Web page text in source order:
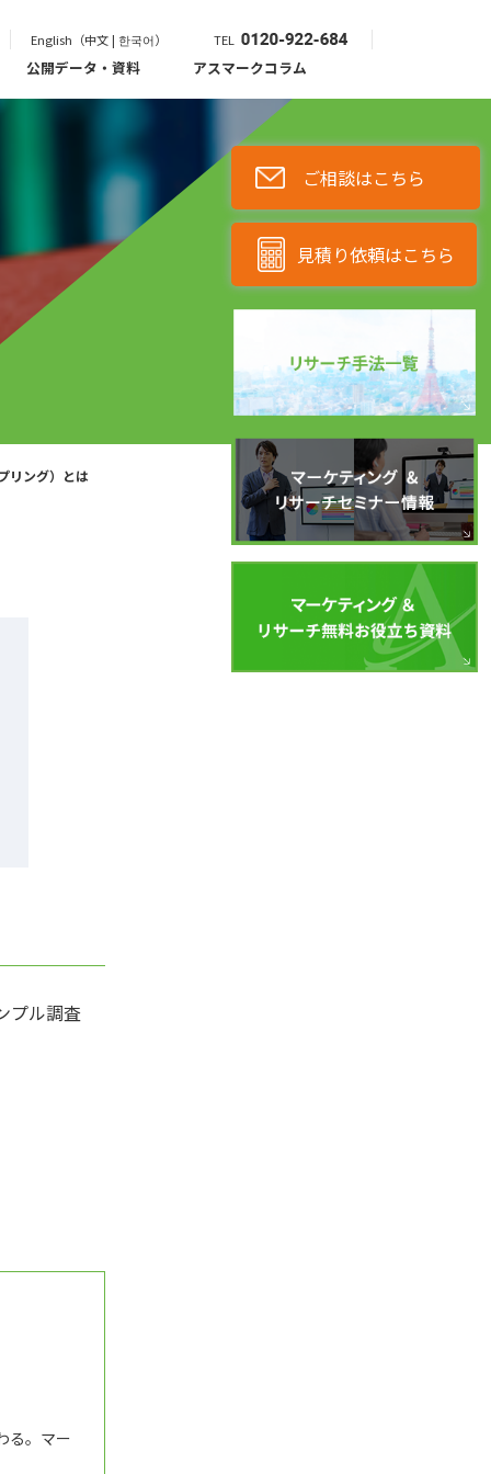
English（中文 | 한국어） TEL
公開データ・資料 アスマークコラム
見積り依頼はこちら
ご相談はこちら
リング）とは
プル調査
る。マー